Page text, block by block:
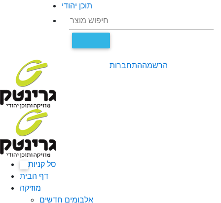
תוכן יהודי
התחברותהרשמה
סל קניות
דף הבית
מוזיקה
אלבומים חדשים